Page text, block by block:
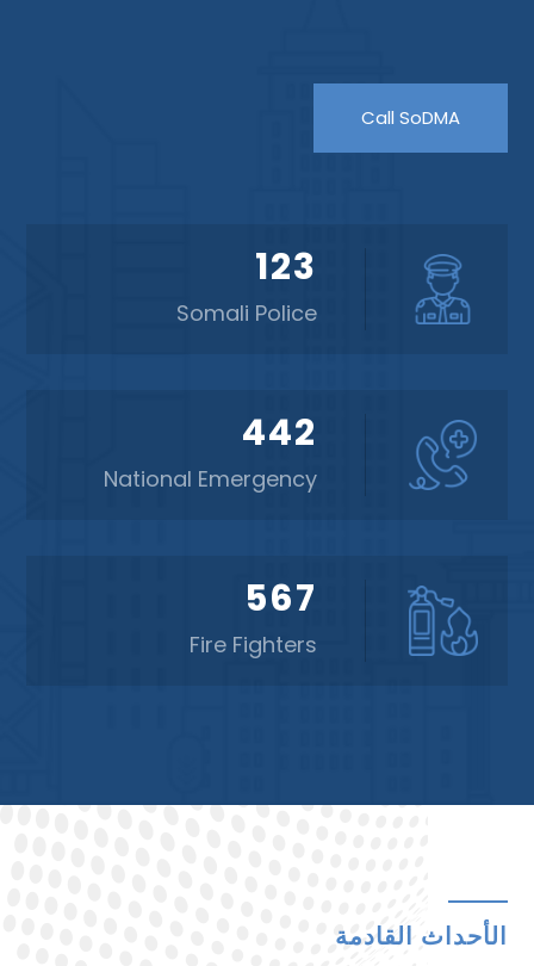
Call SoDMA
123
Somali Police
442
National Emergency
567
Fire Fighters
الأحداث القادمة